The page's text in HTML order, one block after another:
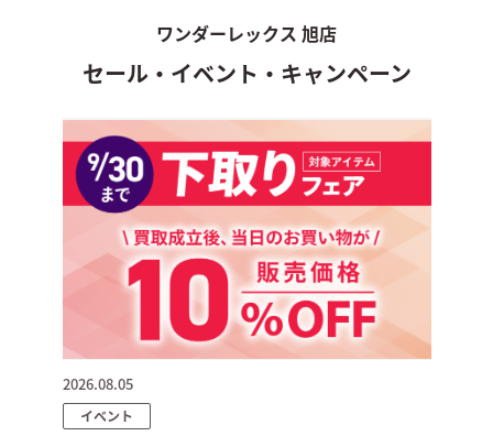
ワンダーレックス 旭店
セール・イベント・キャンペーン
2026.08.05
イベント